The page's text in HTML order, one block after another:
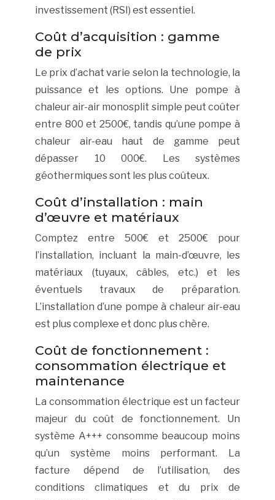
investissement (RSI) est essentiel.
Coût d’acquisition : gamme
de prix
Le prix d’achat varie selon la technologie, la
puissance et les options. Une pompe à
chaleur air-air monosplit simple peut coûter
entre 800 et 2500€, tandis qu’une pompe à
chaleur air-eau haut de gamme peut
dépasser 10 000€. Les systèmes
géothermiques sont les plus coûteux.
Coût d’installation : main
d’œuvre et matériaux
Comptez entre 500€ et 2500€ pour
l’installation, incluant la main-d’œuvre, les
matériaux (tuyaux, câbles, etc.) et les
éventuels travaux de préparation.
L’installation d’une pompe à chaleur air-eau
est plus complexe et donc plus chère.
Coût de fonctionnement :
consommation électrique et
maintenance
La consommation électrique est un facteur
majeur du coût de fonctionnement. Un
système A+++ consomme beaucoup moins
qu’un système moins performant. La
facture dépend de l’utilisation, des
conditions climatiques et du prix de